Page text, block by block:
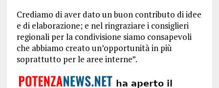
Crediamo di aver dato un buon contributo di idee
e di elaborazione; e nel ringraziare i consiglieri
regionali per la condivisione siamo consapevoli
che abbiamo creato un’opportunità in più
soprattutto per le aree interne”.